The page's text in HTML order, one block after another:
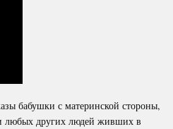
бабушки с материнской стороны,
любых других людей живших в